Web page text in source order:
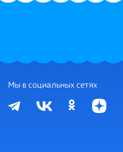
Мы в социальных сетях